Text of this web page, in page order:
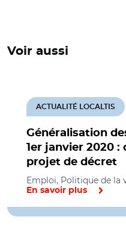
Voir aussi
Généralisation
1er janvier 2020
projet de décret
ACTUALITÉ LOCALTIS
Emploi, Politique de la
En savoir plus